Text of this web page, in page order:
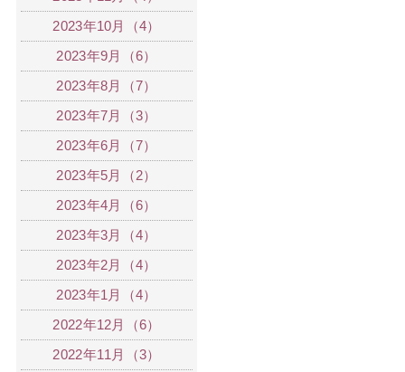
2023年10月（4）
2023年9月（6）
2023年8月（7）
2023年7月（3）
2023年6月（7）
2023年5月（2）
2023年4月（6）
2023年3月（4）
2023年2月（4）
2023年1月（4）
2022年12月（6）
2022年11月（3）